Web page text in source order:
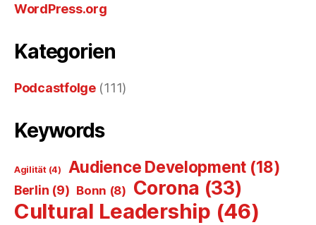
WordPress.org
Kategorien
Podcastfolge(111)
Keywords
Agilität(4) Audience Development (18)
Berlin (9) Bonn (8) Corona (33)
Cultural Leadership (46)